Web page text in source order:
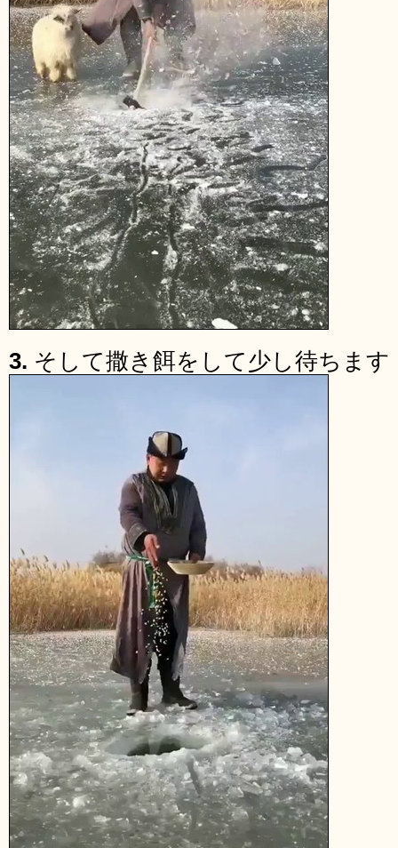
3. そして撒き餌をして少し待ちます